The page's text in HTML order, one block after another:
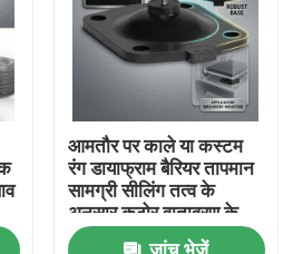
आमतौर पर काले या कस्टम
रंग डायाफ्राम बैरियर तापमान
सामग्री सीलिंग तत्व के
अनुसार कठोर वातावरण के
लिए उपयुक्त
जांच भेजें